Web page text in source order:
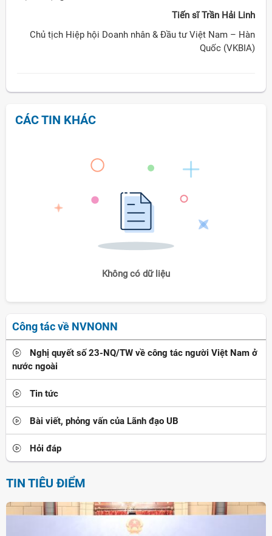
Tiến sĩ Trần Hải Linh
Chủ tịch Hiệp hội Doanh nhân & Đầu tư Việt Nam – Hàn
Quốc (VKBIA)
CÁC TIN KHÁC
Không có dữ liệu
Công tác về NVNONN
Nghị quyết số 23-NQ/TW về công tác người Việt Nam ở
nước ngoài
Tin tức
Bài viết, phỏng vấn của Lãnh đạo UB
Hỏi đáp
TIN TIÊU ĐIỂM